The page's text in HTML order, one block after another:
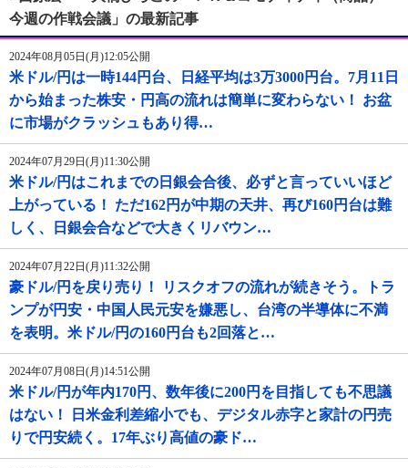
今週の作戦会議」の最新記事
2024年08月05日(月)12:05公開
米ドル/円は一時144円台、日経平均は3万3000円台。7月11日
から始まった株安・円高の流れは簡単に変わらない！ お盆
に市場がクラッシュもあり得…
2024年07月29日(月)11:30公開
米ドル/円はこれまでの日銀会合後、必ずと言っていいほど
上がっている！ ただ162円が中期の天井、再び160円台は難
しく、日銀会合などで大きくリバウン…
2024年07月22日(月)11:32公開
豪ドル/円を戻り売り！ リスクオフの流れが続きそう。トラ
ンプが円安・中国人民元安を嫌悪し、台湾の半導体に不満
を表明。米ドル/円の160円台も2回落と…
2024年07月08日(月)14:51公開
米ドル/円が年内170円、数年後に200円を目指しても不思議
はない！ 日米金利差縮小でも、デジタル赤字と家計の円売
りで円安続く。17年ぶり高値の豪ド…